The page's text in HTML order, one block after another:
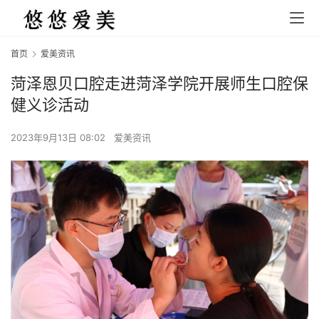
首页 爱美资讯
菏泽恩贝口腔走进菏泽学院开展师生口腔保
健义诊活动
2023年9月13日 08:02 爱美资讯